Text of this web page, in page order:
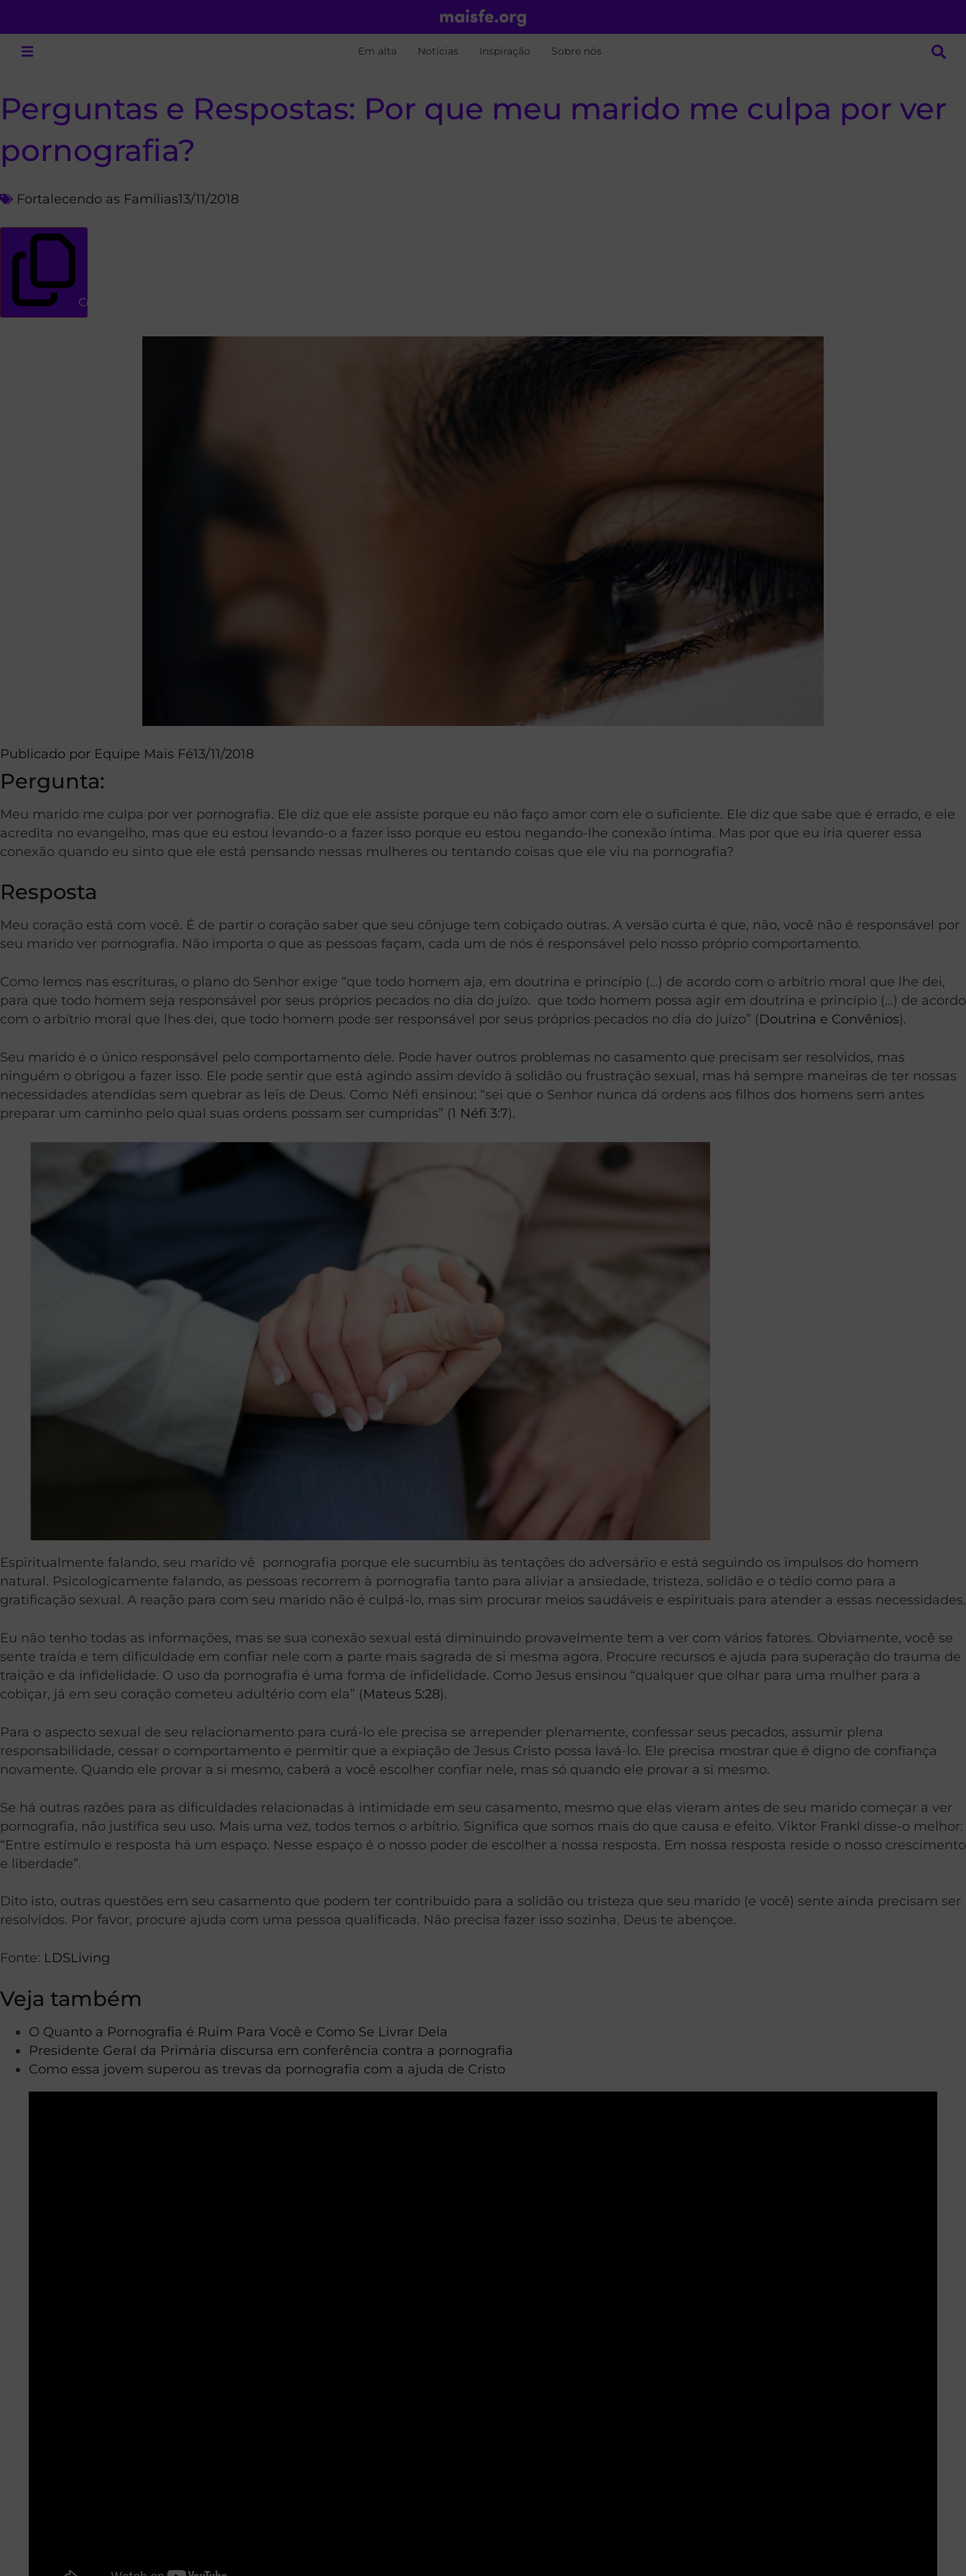
Em alta Notícias Inspiração Sobre nós
Perguntas e Respostas: Por que meu marido me culpa por ver
pornografia?
Fortalecendo as Famílias13/11/2018
Copiar link
Publicado por Equipe Mais Fé13/11/2018
Pergunta:
Meu marido me culpa por ver pornografia. Ele diz que ele assiste porque eu não faço amor com ele o suficiente. Ele diz que sabe que é errado, e ele
acredita no evangelho, mas que eu estou levando-o a fazer isso porque eu estou negando-lhe conexão íntima. Mas por que eu iria querer essa
conexão quando eu sinto que ele está pensando nessas mulheres ou tentando coisas que ele viu na pornografia?
Resposta
Meu coração está com você. É de partir o coração saber que seu cônjuge tem cobiçado outras. A versão curta é que, não, você não é responsável por
seu marido ver pornografia. Não importa o que as pessoas façam, cada um de nós é responsável pelo nosso próprio comportamento.
Como lemos nas escrituras, o plano do Senhor exige “que todo homem aja, em doutrina e princípio (…) de acordo com o arbítrio moral que lhe dei,
para que todo homem seja responsável por seus próprios pecados no dia do juízo. que todo homem possa agir em doutrina e princípio (…) de acordo
com o arbítrio moral que lhes dei, que todo homem pode ser responsável por seus próprios pecados no dia do juízo” (Doutrina e Convênios).
Seu marido é o único responsável pelo comportamento dele. Pode haver outros problemas no casamento que precisam ser resolvidos, mas
ninguém o obrigou a fazer isso. Ele pode sentir que está agindo assim devido à solidão ou frustração sexual, mas há sempre maneiras de ter nossas
necessidades atendidas sem quebrar as leis de Deus. Como Néfi ensinou: “sei que o Senhor nunca dá ordens aos filhos dos homens sem antes
preparar um caminho pelo qual suas ordens possam ser cumpridas” (1 Néfi 3:7).
Espiritualmente falando, seu marido vê pornografia porque ele sucumbiu às tentações do adversário e está seguindo os impulsos do homem
natural. Psicologicamente falando, as pessoas recorrem à pornografia tanto para aliviar a ansiedade, tristeza, solidão e o tédio como para a
gratificação sexual. A reação para com seu marido não é culpá-lo, mas sim procurar meios saudáveis e espirituais para atender a essas necessidades.
Eu não tenho todas as informações, mas se sua conexão sexual está diminuindo provavelmente tem a ver com vários fatores. Obviamente, você se
sente traída e tem dificuldade em confiar nele com a parte mais sagrada de si mesma agora. Procure recursos e ajuda para superação do trauma de
traição e da infidelidade. O uso da pornografia é uma forma de infidelidade. Como Jesus ensinou “qualquer que olhar para uma mulher para a
cobiçar, já em seu coração cometeu adultério com ela” (Mateus 5:28).
Para o aspecto sexual de seu relacionamento para curá-lo ele precisa se arrepender plenamente, confessar seus pecados, assumir plena
responsabilidade, cessar o comportamento e permitir que a expiação de Jesus Cristo possa lavá-lo. Ele precisa mostrar que é digno de confiança
novamente. Quando ele provar a si mesmo, caberá a você escolher confiar nele, mas só quando ele provar a si mesmo.
Se há outras razões para as dificuldades relacionadas à intimidade em seu casamento, mesmo que elas vieram antes de seu marido começar a ver
pornografia, não justifica seu uso. Mais uma vez, todos temos o arbítrio. Significa que somos mais do que causa e efeito. Viktor Frankl disse-o melhor:
“Entre estímulo e resposta há um espaço. Nesse espaço é o nosso poder de escolher a nossa resposta. Em nossa resposta reside o nosso crescimento
e liberdade”.
Dito isto, outras questões em seu casamento que podem ter contribuído para a solidão ou tristeza que seu marido (e você) sente ainda precisam ser
resolvidos. Por favor, procure ajuda com uma pessoa qualificada. Não precisa fazer isso sozinha. Deus te abençoe.
Fonte: LDSLiving
Veja também
O Quanto a Pornografia é Ruim Para Você e Como Se Livrar Dela
Presidente Geral da Primária discursa em conferência contra a pornografia
Como essa jovem superou as trevas da pornografia com a ajuda de Cristo